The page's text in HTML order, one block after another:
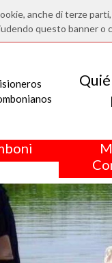
anche di terze
questo banner o